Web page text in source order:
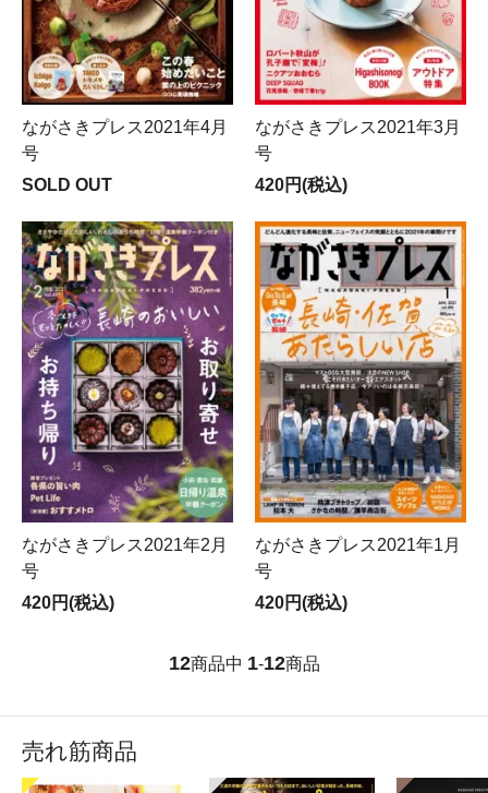
ながさきプレス2021年4月
号
SOLD OUT
ながさきプレス2021年3月
号
420円(税込)
ながさきプレス2021年2月
号
420円(税込)
ながさきプレス2021年1月
号
420円(税込)
12商品中 1-12商品
売れ筋商品